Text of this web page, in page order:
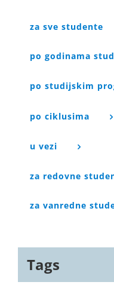
za sve studente
po godinama
po studijskim
po ciklusima
u vezi
za redovne
za vanredne
Tags